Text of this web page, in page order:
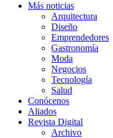
Más noticias
Arquitectura
Diseño
Emprendedores
Gastronomía
Moda
Negocios
Tecnología
Salud
Conócenos
Aliados
Revista Digital
Archivo